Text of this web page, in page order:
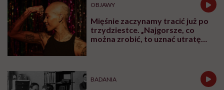
OBJAWY
Mięśnie zaczynamy tracić już po
trzydziestce. „Najgorsze, co
można zrobić, to uznać utratę
BADANIA